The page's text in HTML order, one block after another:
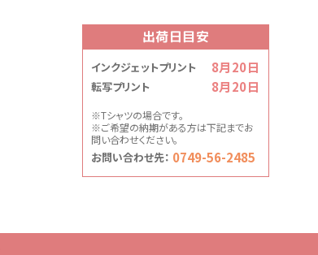
出荷日目安
インクジェットプリント 8月20日
転写プリント 8月20日
※Tシャツの場合です。
※ご希望の納期がある方は下記までお
問い合わせください。
お問い合わせ先： 0749-56-2485